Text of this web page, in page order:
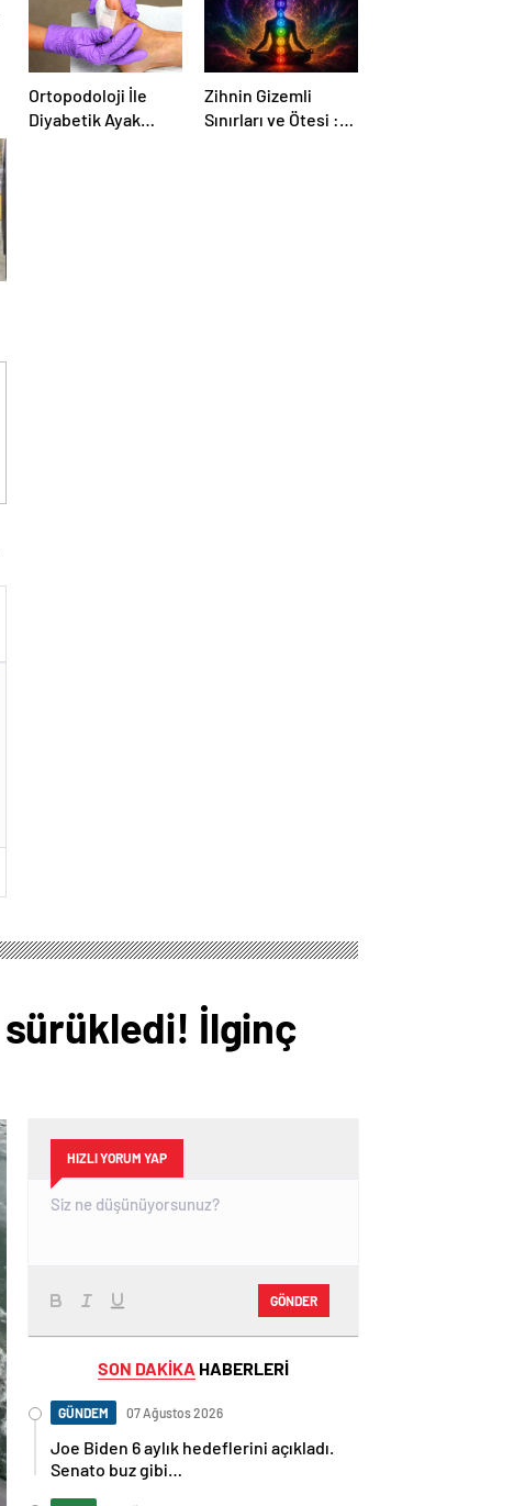
Ortopodoloji İle
Diyabetik Ayak
Zihnin Gizemli
Sınırları ve Ötesi :
sürükledi! İlginç
HIZLI YORUM YAP
GÖNDER
SON DAKİKA HABERLERİ
GÜNDEM 07 Ağustos 2026
Joe Biden 6 aylık hedeflerini açıkladı.
Senato buz gibi…